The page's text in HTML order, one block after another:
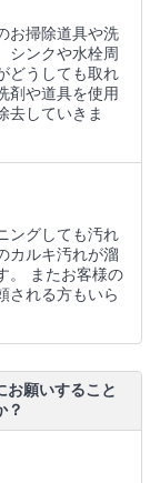
お掃除道具や洗
シンクや水栓周
どうしても取れ
剤や道具を使用
去していきま
ングしても汚れ
カルキ汚れが溜
。 またお客様の
される方もいら
お願いすること
？